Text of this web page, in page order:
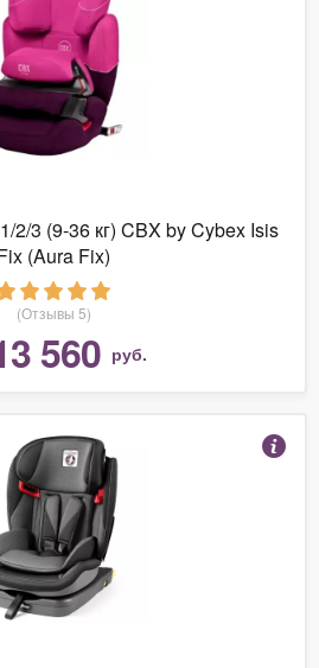
2/3 (9-36 кг) CBX by Cybex Isis
(Aura Fix)
(Отзывы 5)
560 руб.